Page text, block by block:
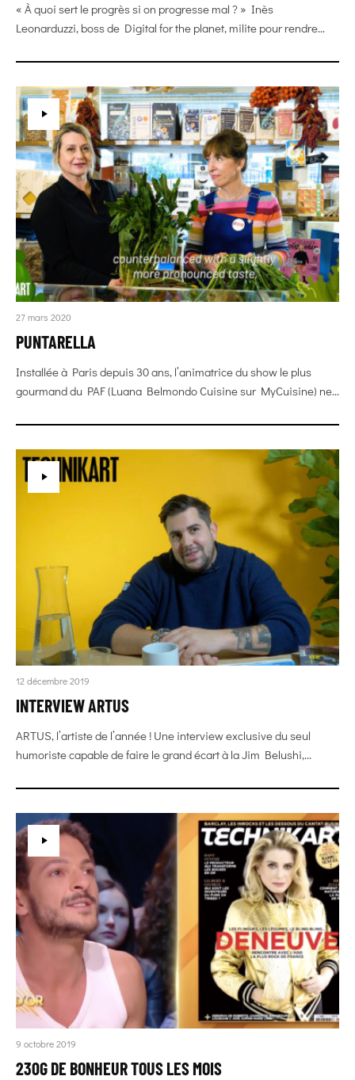
« À quoi sert le progrès si on progresse mal ? » Inès
Leonarduzzi, boss de Digital for the planet, milite pour rendre...
27 mars 2020
PUNTARELLA
Installée à Paris depuis 30 ans, l’animatrice du show le plus
gourmand du PAF (Luana Belmondo Cuisine sur MyCuisine) ne...
12 décembre 2019
INTERVIEW ARTUS
ARTUS, l’artiste de l’année ! Une interview exclusive du seul
humoriste capable de faire le grand écart à la Jim Belushi,...
9 octobre 2019
230G DE BONHEUR TOUS LES MOIS